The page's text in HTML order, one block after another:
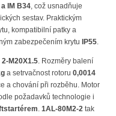
a IM B34, což usnadňuje
sestav. Praktickým
kompatibilní patky a
zabezpečením krytu
IP55.
2-M20X1.5. Rozměry balení
a setrvačnost rotoru 0,0014
a chování při rozběhu. Motor
požadavků technologie i
. 1AL-80M2-2 tak